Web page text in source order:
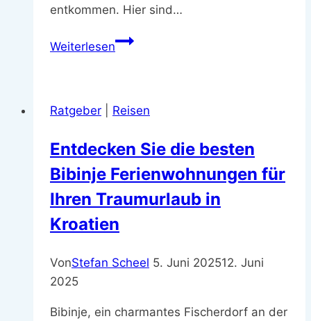
entkommen. Hier sind…
WeiterlesenUrlaub
Die
Reiseziele
für
warmen
Herbsturlaub
Ratgeber Reisen
Entdecken Sie die besten
Bibinje Ferienwohnungen für
Ihren Traumurlaub in
Kroatien
VonStefan Scheel 5. Juni 202512. Juni
2025
Bibinje, ein charmantes Fischerdorf an der